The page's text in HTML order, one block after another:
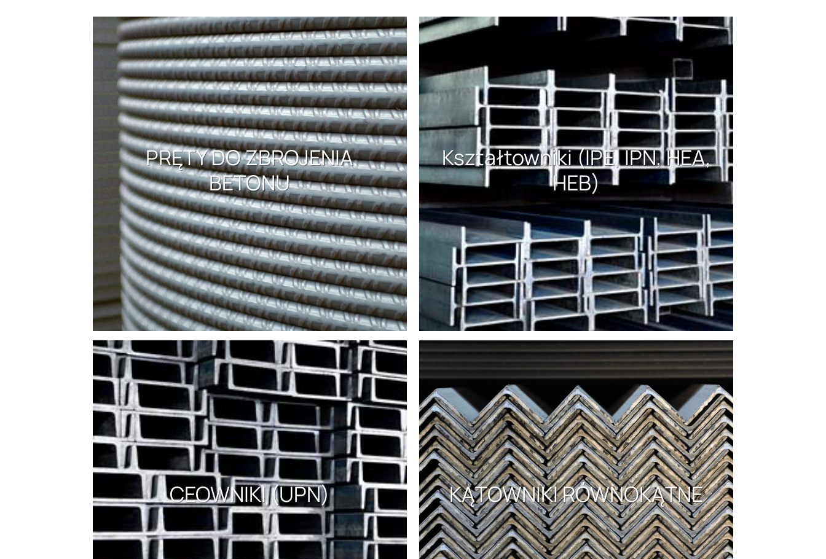
PRĘTY DO ZBROJENIA
BETONU
Kształtowniki (IPE, IPN, HEA,
HEB)
CEOWNIKI (UPN) KĄTOWNIKI RÓWNOKĄTNE